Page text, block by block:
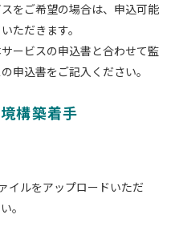
をご希望の場合は、申込可能
ただきます。
ービスの申込書と合わせて監
申込書をご記入ください。
構築着手
イルをアップロードいただ
。